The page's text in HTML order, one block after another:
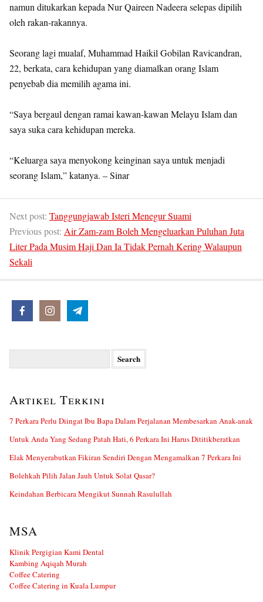
namun ditukarkan kepada Nur Qaireen Nadeera selepas dipilih
oleh rakan-rakannya.
Seorang lagi mualaf, Muhammad Haikil Gobilan Ravicandran,
22, berkata, cara kehidupan yang diamalkan orang Islam
penyebab dia memilih agama ini.
“Saya bergaul dengan ramai kawan-kawan Melayu Islam dan
saya suka cara kehidupan mereka.
“Keluarga saya menyokong keinginan saya untuk menjadi
seorang Islam,” katanya. – Sinar
Next post: Tanggungjawab Isteri Menegur Suami
Previous post: Air Zam-zam Boleh Mengeluarkan Puluhan Juta
Liter Pada Musim Haji Dan Ia Tidak Pernah Kering Walaupun
Sekali
Artikel Terkini
7 Perkara Perlu Diingat Ibu Bapa Dalam Perjalanan Membesarkan Anak-anak
Untuk Anda Yang Sedang Patah Hati, 6 Perkara Ini Harus Dititikberatkan
Elak Menyerabutkan Fikiran Sendiri Dengan Mengamalkan 7 Perkara Ini
Bolehkah Pilih Jalan Jauh Untuk Solat Qasar?
Keindahan Berbicara Mengikut Sunnah Rasulullah
MSA
Klinik Pergigian Kami Dental
Kambing Aqiqah Murah
Coffee Catering
Coffee Catering in Kuala Lumpur